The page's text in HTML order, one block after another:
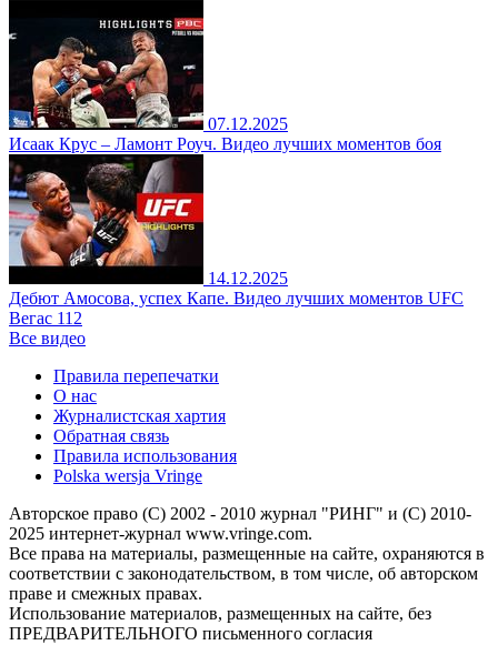
07.12.2025
Исаак Крус – Ламонт Роуч. Видео лучших моментов боя
14.12.2025
Дебют Амосова, успех Капе. Видео лучших моментов UFC
Вегас 112
Все видео
Правила перепечатки
О нас
Журналистская хартия
Обратная связь
Правила использования
Polska wersja Vringe
Авторское право (С) 2002 - 2010 журнал "РИНГ" и (С) 2010-
2025 интернет-журнал www.vringe.com.
Все права на материалы, размещенные на сайте, охраняются в
соответствии с законодательством, в том числе, об авторском
праве и смежных правах.
Использование материалов, размещенных на сайте, без
ПРЕДВАРИТЕЛЬНОГО письменного согласия